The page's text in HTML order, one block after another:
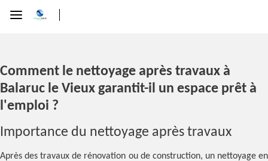
Comment le nettoyage après travaux à
Balaruc le Vieux garantit-il un espace prêt à
l'emploi ?
Importance du nettoyage après travaux
Après des travaux de rénovation ou de construction, un nettoyage en